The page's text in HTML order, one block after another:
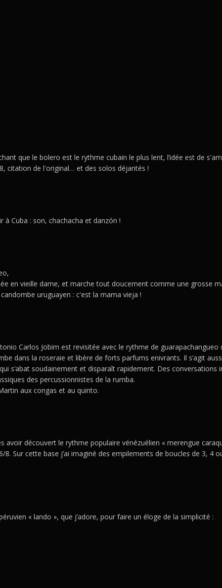
que le bolero est le rythme cubain le plus lent, l’idée est de
citation de l'original… et des solos déjantés !
à Cuba : son, chachacha et danzón !
en vieille dame, et marche tout doucement comme une grosse
uruguayen : c'est la mama vieja !
Carlos Jobim est revisitée avec le rythme de
dans la roseraie et libère de forts parfums enivrants. Il s’agit
s’abat soudainement et disparaît rapidement. Des conversations
des percussionnistes de la rumba.
aux congas et au quinto.
avoir découvert le rythme populaire vénézuélien « merengue
Sur cette base j’ai imaginé des empilements de boucles de 3, 4
« lando », que j’adore, pour faire un éloge de la simplicité :